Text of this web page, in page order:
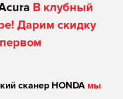
В клубный
Дарим скидку
сканер HONDA мы